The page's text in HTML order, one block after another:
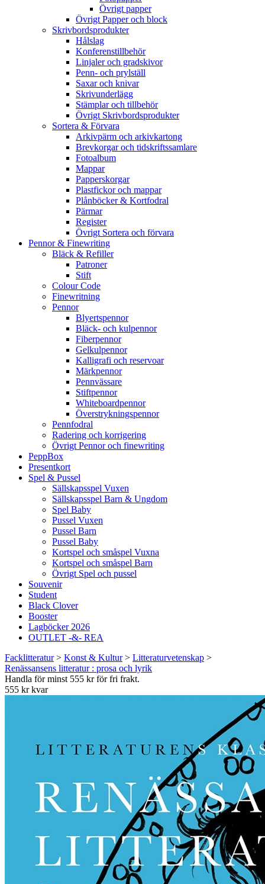
Övrigt papper
Övrigt Papper och block
Skrivbordsprodukter
Hålslag
Konferenstillbehör
Linjaler och gradskivor
Penn- och prylställ
Saxar och knivar
Skrivunderlägg
Stämplar och tillbehör
Övrigt Skrivbordsprodukter
Sortera & Förvara
Arkivpärm och arkivkartong
Brevkorgar och tidskriftssamlare
Fotoalbum
Mappar
Papperskorgar
Plastfickor och mappar
Plånböcker & Kortfodral
Pärmar
Register
Övrigt Sortera och förvara
Pennor & Finewriting
Bläck & Refiller
Patroner
Stift
Colour Code
Finewritning
Pennor
Blyertspennor
Bläck- och kulpennor
Fiberpennor
Gelkulpennor
Kalligrafi och reservoar
Märkpennor
Pennvässare
Stiftpennor
Whiteboardpennor
Överstrykningspennor
Pennfodral
Radering och korrigering
Övrigt Pennor och finewriting
PeppBox
Presentkort
Spel & Pussel
Sällskapsspel Vuxen
Sällskapsspel Barn & Ungdom
Spel Baby
Pussel Vuxen
Pussel Barn
Pussel Baby
Kortspel och småspel Vuxna
Kortspel och småspel Barn
Övrigt Spel och pussel
Souvenir
Student
Black Clover
Booster
Lagböcker 2026
OUTLET -&- REA
Facklitteratur> Konst & Kultur> Litteraturvetenskap >
Renässansens litteratur : prosa och lyrik
Handla för minst 555 kr för fri frakt.
555 kr kvar